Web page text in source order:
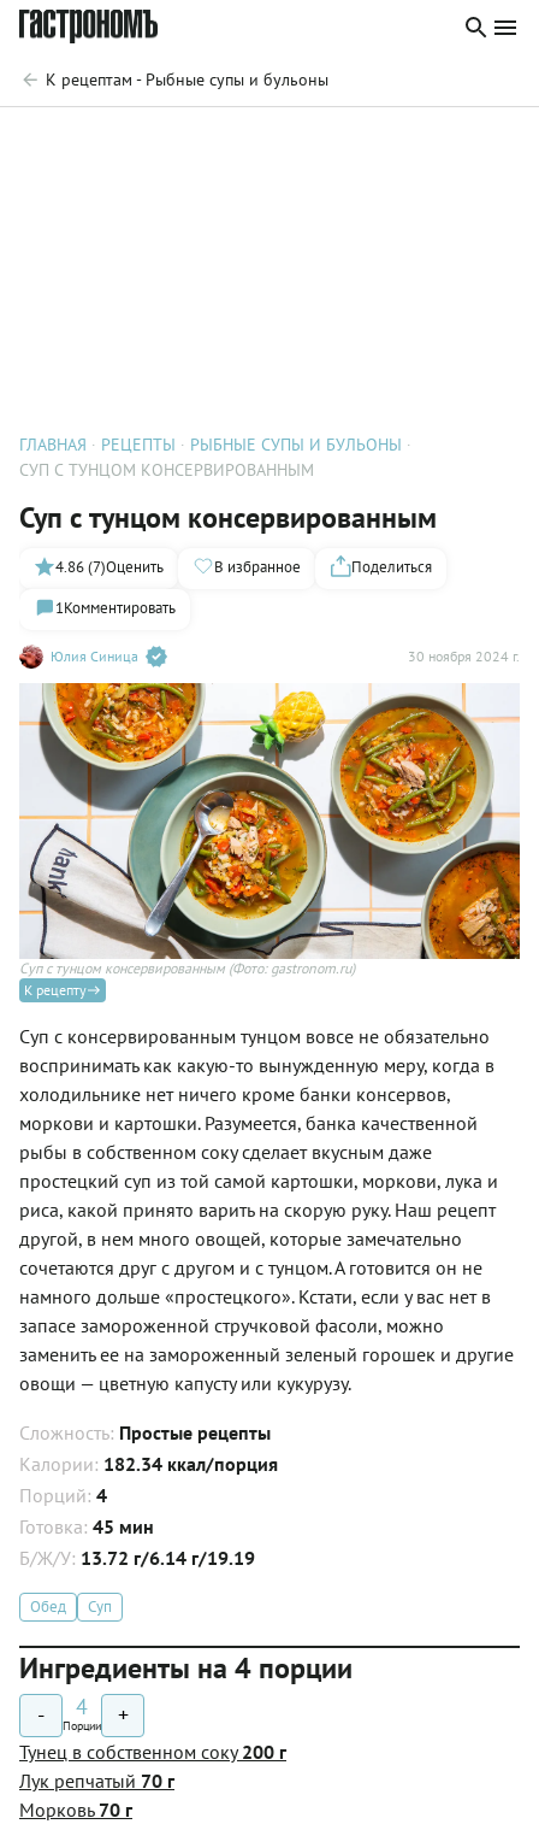
К рецептам - Рыбные супы и бульоны
ГЛАВНАЯ РЕЦЕПТЫ
РЫБНЫЕ СУПЫ И БУЛЬОНЫ
СУП С ТУНЦОМ КОНСЕРВИРОВАННЫМ
Суп с тунцом консервированным
Юлия Синица 30 ноября 2024 г.
4.86 (7)Оценить В избранное
Поделиться
1Комментировать
Суп с тунцом консервированным (Фото: gastronom.ru)
К рецепту
Суп с консервированным тунцом вовсе не обязательно
воспринимать как какую-то вынужденную меру, когда в
холодильнике нет ничего кроме банки консервов,
моркови и картошки. Разумеется, банка качественной
рыбы в собственном соку сделает вкусным даже
простецкий суп из той самой картошки, моркови, лука и
риса, какой принято варить на скорую руку. Наш рецепт
другой, в нем много овощей, которые замечательно
сочетаются друг с другом и с тунцом. А готовится он не
намного дольше «простецкого». Кстати, если у вас нет в
запасе замороженной стручковой фасоли, можно
заменить ее на замороженный зеленый горошек и другие
овощи — цветную капусту или кукурузу.
Сложность: Простые рецепты
Калории: 182.34 ккал/порция
Порций: 4
Готовка: 45 мин
Б/Ж/У: 13.72 г/6.14 г/19.19
Обед Суп
Ингредиенты на 4 порции
- 4
Порции +
Тунец в собственном соку200 г
Лук репчатый 70 г
Морковь 70 г